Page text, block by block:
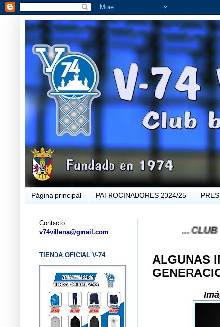
Página principal PATROCINADORES 2024/25
... CLUB
ALGUNAS
Contacto...
v74villena@gmail.com
TIENDA OFICIAL V-74